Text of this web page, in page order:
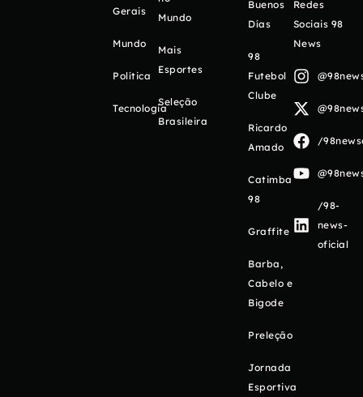
Gerais
Mundo
Política
Tecnologia
Mundo
Mais
Esportes
Seleção
Brasileira
Buenos
Días
98
Futebol
Clube
Ricardo
Amado
Catimba
98
Graffite
Barba,
Cabelo e
Bigode
Preleção
Jornada
Esportiva
Redes
Sociais 98
News
/
/98-
news-
oficial